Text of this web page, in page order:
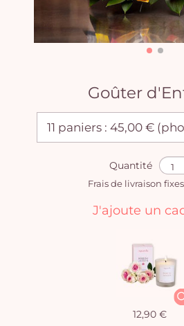
Goûter
Quantité
Frais de livraison
J'ajoute un
12,90 €